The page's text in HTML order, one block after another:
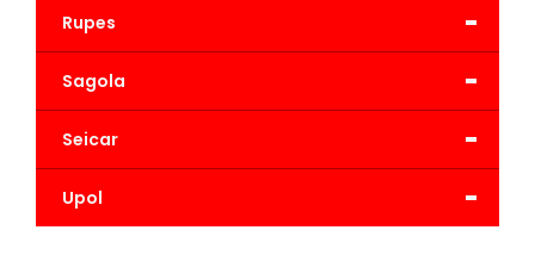
-
Rupes
-
Sagola
-
Seicar
-
Upol